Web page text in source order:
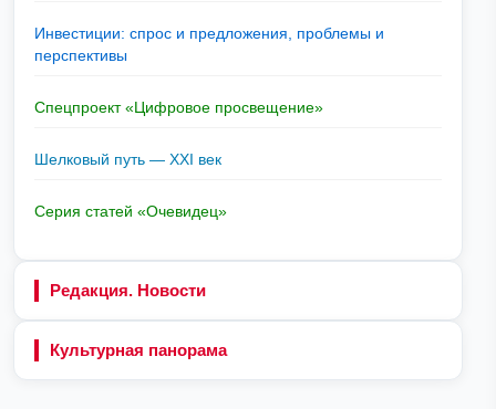
Инвестиции: спрос и предложения, проблемы и
перспективы
Спецпроект «Цифровое просвещение»
Шелковый путь — XXI век
Серия статей «Очевидец»
Редакция. Новости
Культурная панорама